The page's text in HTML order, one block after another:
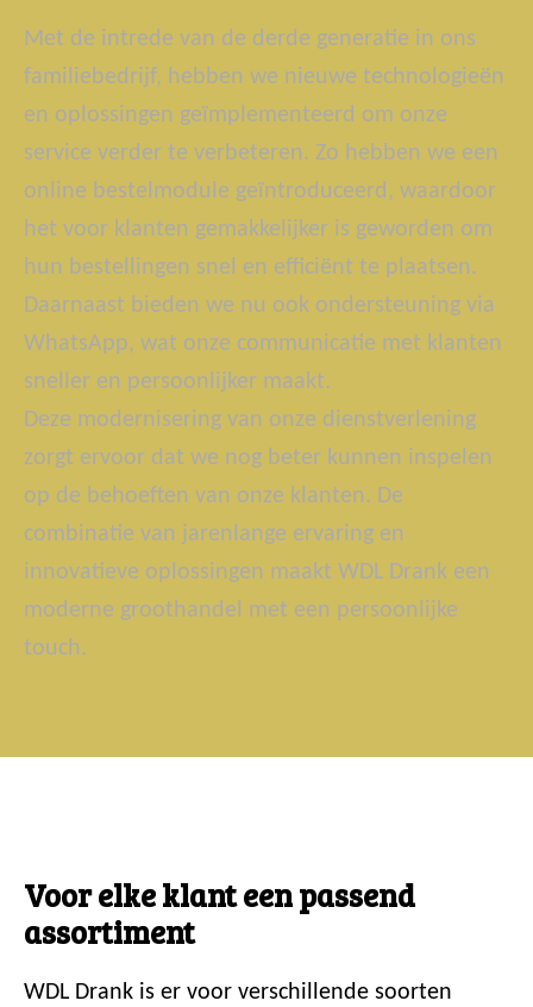
Met de intrede van de derde generatie in ons
familiebedrijf, hebben we nieuwe technologieën
en oplossingen geïmplementeerd om onze
service verder te verbeteren. Zo hebben we een
online bestelmodule geïntroduceerd, waardoor
het voor klanten gemakkelijker is geworden om
hun bestellingen snel en efficiënt te plaatsen.
Daarnaast bieden we nu ook ondersteuning via
WhatsApp, wat onze communicatie met klanten
sneller en persoonlijker maakt.
Deze modernisering van onze dienstverlening
zorgt ervoor dat we nog beter kunnen inspelen
op de behoeften van onze klanten. De
combinatie van jarenlange ervaring en
innovatieve oplossingen maakt WDL Drank een
moderne groothandel met een persoonlijke
touch.
Voor elke klant een passend
assortiment
WDL Drank is er voor verschillende soorten